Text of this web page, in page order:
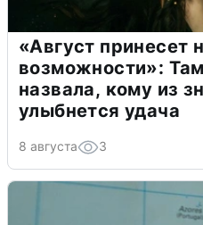
«Август принесет
возможности»:
назвала, кому из
улыбнется удача
8 августа 3